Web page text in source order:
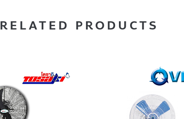
RELATED PRODUCTS